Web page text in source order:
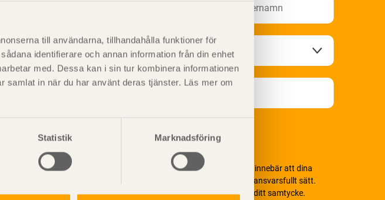
till användarna, tillhandahålla funktioner för
identifierare och annan information från din enhet
med. Dessa kan i sin tur kombinera informationen
samlat in när du har använt deras tjänster. Läs mer om
Statistik Marknadsföring
Vi värnar om personlig integritet vilket innebär att dina
personuppgifter alltid hanteras på ett ansvarsfullt sätt.
Genom att klicka på skicka lämnar du ditt samtycke.